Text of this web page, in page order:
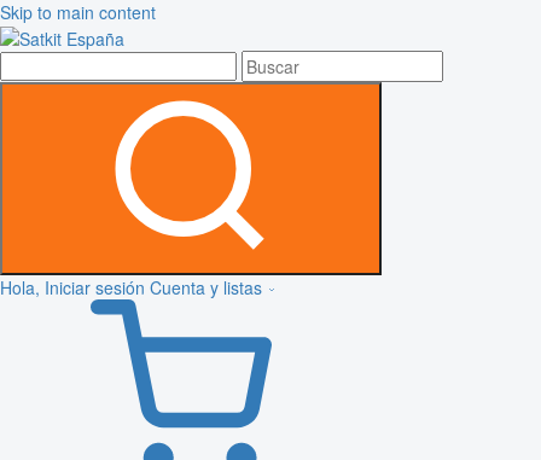
Skip to main content
Hola, Iniciar sesión Cuenta y listas